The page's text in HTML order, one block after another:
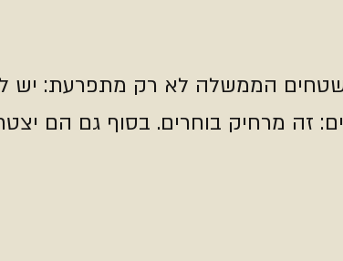
הממשלה לא רק מתפרעת: יש לה
זה מרחיק בוחרים. בסוף גם הם